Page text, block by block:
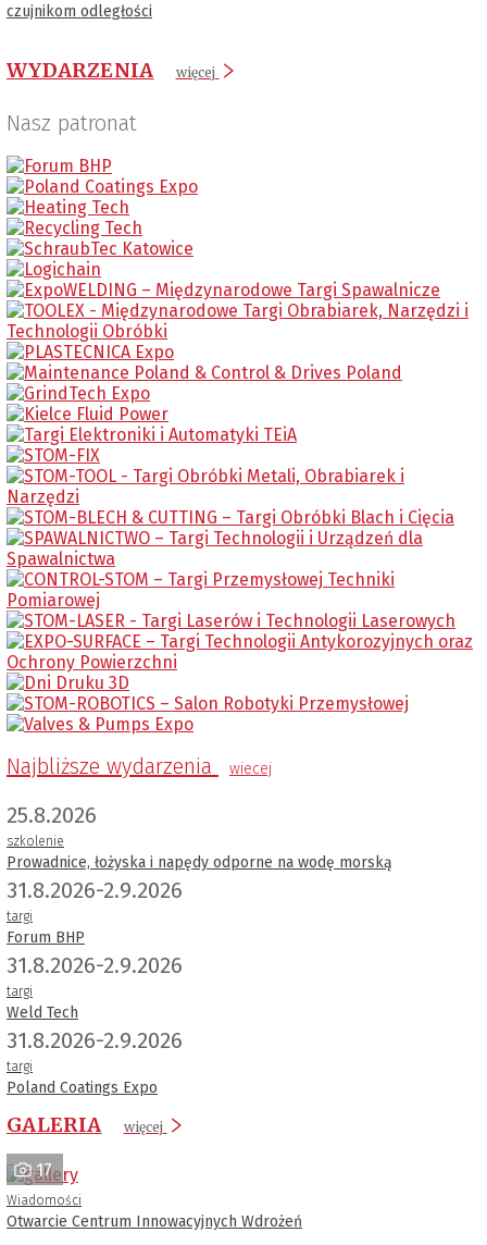
czujnikom odległości
WYDARZENIA więcej
Nasz patronat
Najbliższe wydarzenia wiecej
25.8.2026
szkolenie
Prowadnice, łożyska i napędy odporne na wodę morską
31.8.2026-2.9.2026
targi
Forum BHP
31.8.2026-2.9.2026
targi
Weld Tech
31.8.2026-2.9.2026
targi
Poland Coatings Expo
GALERIA więcej
17
Wiadomości
Otwarcie Centrum Innowacyjnych Wdrożeń